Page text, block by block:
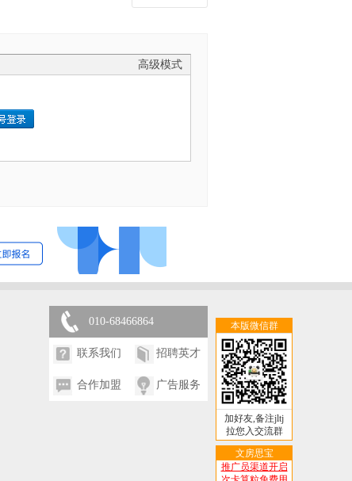
高级模式
本版微信群
加好友,备注jltj
拉您入交流群
文房思宝
推广员渠道开启
010-68466864
联系我们 招聘英才
合作加盟 广告服务